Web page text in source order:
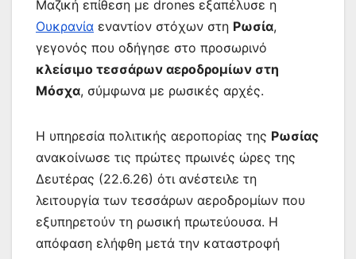
Μαζική επίθεση με drones εξαπέλυσε η
Ουκρανία εναντίον στόχων στη Ρωσία,
γεγονός που οδήγησε στο προσωρινό
κλείσιμο τεσσάρων αεροδρομίων στη
Μόσχα, σύμφωνα με ρωσικές αρχές.
Η υπηρεσία πολιτικής αεροπορίας της Ρωσίας
ανακοίνωσε τις πρώτες πρωινές ώρες της
Δευτέρας (22.6.26) ότι ανέστειλε τη
λειτουργία των τεσσάρων αεροδρομίων που
εξυπηρετούν τη ρωσική πρωτεύουσα. Η
απόφαση ελήφθη μετά την καταστροφή